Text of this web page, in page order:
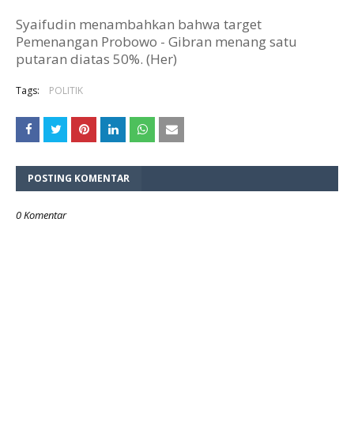
Syaifudin menambahkan bahwa target
Pemenangan Probowo - Gibran menang satu
putaran diatas 50%. (Her)
Tags: POLITIK
POSTING KOMENTAR
0 Komentar